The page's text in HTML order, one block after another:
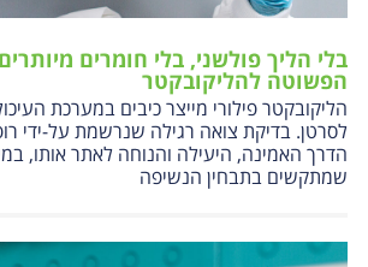
בלי הליך פולשני, בלי חומרים
הפשוטה להליקובקטר
הליקובקטר פילורי מייצר כיבים במערכת
לסרטן. בדיקת צואה רגילה שנרשמת על-ידי
הדרך האמינה, היעילה והנוחה לאתר אותו,
שמתקשים בתבחין הנשיפה